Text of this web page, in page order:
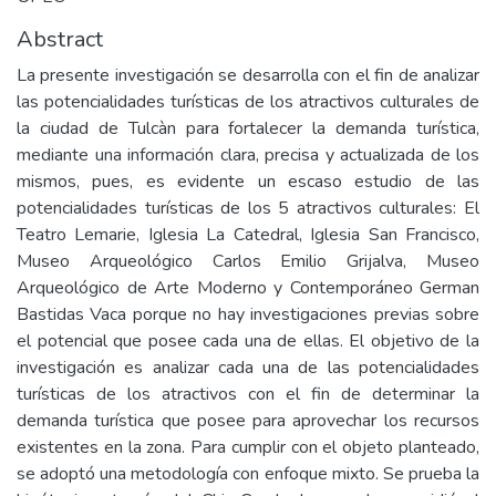
Abstract
La presente investigación se desarrolla con el fin de analizar
las potencialidades turísticas de los atractivos culturales de
la ciudad de Tulcàn para fortalecer la demanda turística,
mediante una información clara, precisa y actualizada de los
mismos, pues, es evidente un escaso estudio de las
potencialidades turísticas de los 5 atractivos culturales: El
Teatro Lemarie, Iglesia La Catedral, Iglesia San Francisco,
Museo Arqueológico Carlos Emilio Grijalva, Museo
Arqueológico de Arte Moderno y Contemporáneo German
Bastidas Vaca porque no hay investigaciones previas sobre
el potencial que posee cada una de ellas. El objetivo de la
investigación es analizar cada una de las potencialidades
turísticas de los atractivos con el fin de determinar la
demanda turística que posee para aprovechar los recursos
existentes en la zona. Para cumplir con el objeto planteado,
se adoptó una metodología con enfoque mixto. Se prueba la